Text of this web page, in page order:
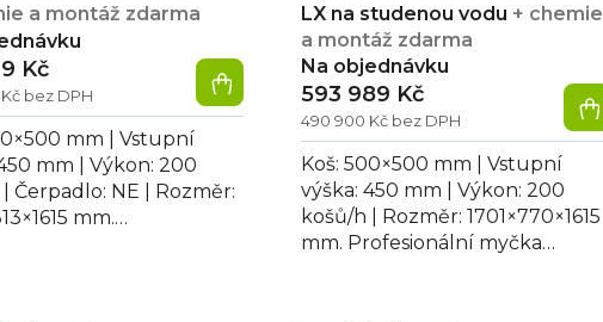
a montáž zdarma
bez DPH
Kč
mm | Vstupní
mm | Výkon: 200
Čerpadlo: NE | Rozměr:
mm.
LX na studenou vodu + chemie
a montáž zdarma
Na objednávku
490 900 Kč bez DPH
593 989 Kč
Koš: 500×500 mm | Vstupní
výška: 450 mm | Výkon: 200
košů/h | Rozměr: 1701×770×1615
mm. Profesionální myčka